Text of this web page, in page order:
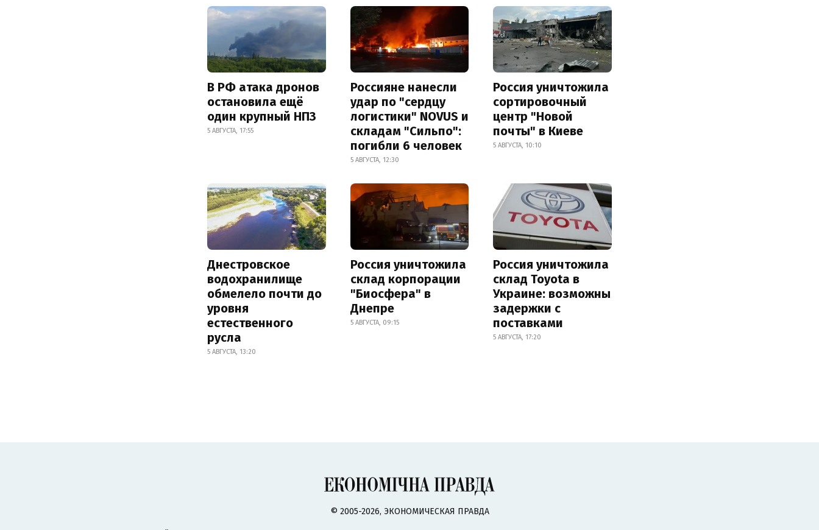
В РФ атака дронов
остановила ещё
один крупный НПЗ
5 АВГУСТА, 17:55
Россияне нанесли
удар по "сердцу
логистики" NOVUS и
складам "Сильпо":
погибли 6 человек
5 АВГУСТА, 12:30
Россия уничтожила
сортировочный
центр "Новой
почты" в Киеве
5 АВГУСТА, 10:10
Днестровское
водохранилище
обмелело почти до
уровня
естественного
русла
5 АВГУСТА, 13:20
Россия уничтожила
склад корпорации
"Биосфера" в
Днепре
5 АВГУСТА, 09:15
Россия уничтожила
склад Toyota в
Украине: возможны
задержки с
поставками
5 АВГУСТА, 17:20
© 2005-2026, ЭКОНОМИЧЕСКАЯ ПРАВДА